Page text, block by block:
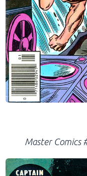
Master Comics